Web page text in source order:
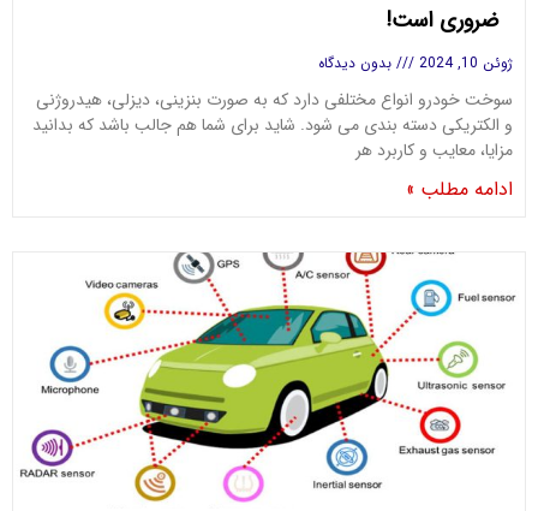
ضروری است!
ژوئن 10, 2024 بدون دیدگاه
سوخت خودرو انواع مختلفی دارد که به صورت بنزینی، دیزلی، هیدروژنی
و الکتریکی دسته بندی می شود. شاید برای شما هم جالب باشد که بدانید
مزایا، معایب و کاربرد هر
ادامه مطلب »